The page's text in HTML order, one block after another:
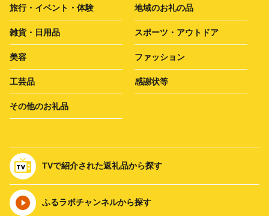
旅行・イベント・体験 地域のお礼の品
雑貨・日用品 スポーツ・アウトドア
美容 ファッション
工芸品 感謝状等
その他のお礼品
TVで紹介された返礼品から探す
ふるラボチャンネルから探す